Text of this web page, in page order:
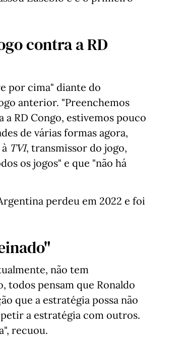
contra a RD
por cima" diante do
anterior. "Preenchemos
RD Congo, estivemos pouco
de várias formas agora,
TVI, transmissor do jogo,
os jogos" e que "não há
perdeu em 2022 e foi
não tem
todos pensam que Ronaldo
que a estratégia possa não
a estratégia com outros.
recuou.